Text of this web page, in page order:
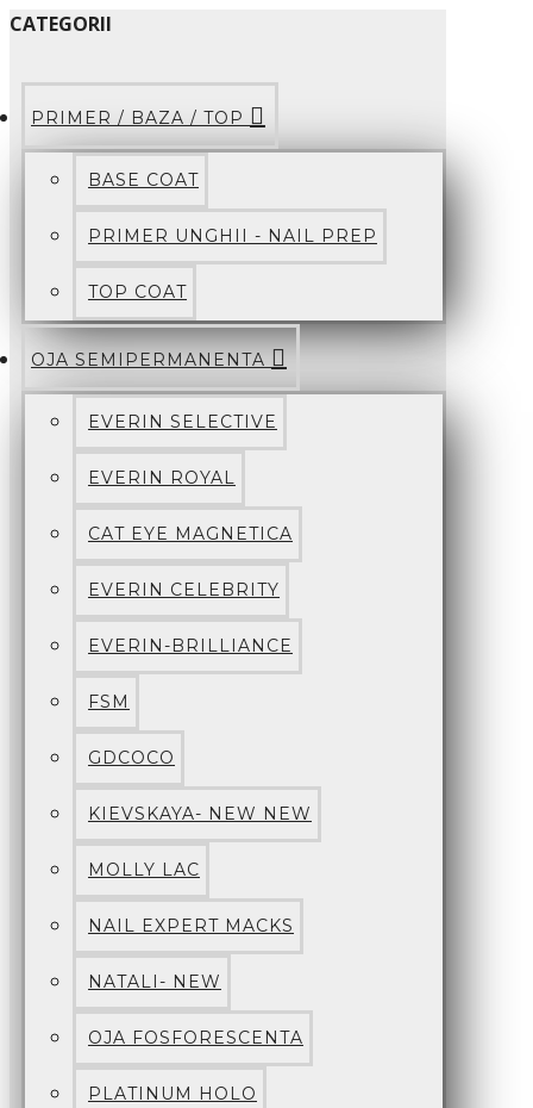
CATEGORII
PRIMER / BAZA / TOP
BASE COAT
PRIMER UNGHII - NAIL PREP
TOP COAT
OJA SEMIPERMANENTA
EVERIN SELECTIVE
EVERIN ROYAL
CAT EYE MAGNETICA
EVERIN CELEBRITY
EVERIN-BRILLIANCE
FSM
GDCOCO
KIEVSKAYA- NEW NEW
MOLLY LAC
NAIL EXPERT MACKS
NATALI- NEW
OJA FOSFORESCENTA
PLATINUM HOLO